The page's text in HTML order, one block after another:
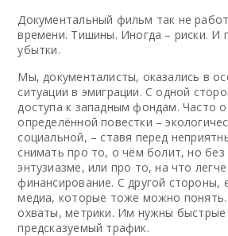
Документальный фильм так не
времени. Тишины. Иногда – риски. И
убытки.
Мы, документалисты, оказались в
ситуации в эмиграции. С одной
доступа к западным фондам. Часто
определённой повестки –
социальной, – ставя перед
снимать про то, о чём болит, но без
энтузиазме, или про то, на что
финансирование. С другой стороны,
медиа, которые тоже можно понять.
охваты, метрики. Им нужны быстрые
предсказуемый трафик.